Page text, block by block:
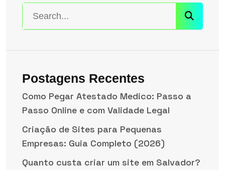
Postagens Recentes
Como Pegar Atestado Medico: Passo a
Passo Online e com Validade Legal
Criação de Sites para Pequenas
Empresas: Guia Completo (2026)
Quanto custa criar um site em Salvador?